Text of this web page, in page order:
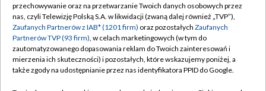
Abonament TVP
Emisja w TVP
Centrum informacji TVP
Naziemna Telewizja Cyfrowa
Regulamin TVP
Polityka prywatności
Moje zgody
Pomoc
przechowywanie oraz na przetwarzanie Twoich danych osobowych przez
nas, czyli Telewizję Polską S.A. w likwidacji (zwaną dalej również „TVP”),
Zaufanych Partnerów z IAB* (1201 firm) oraz pozostałych Zaufanych
Partnerów TVP (93 firm), w celach marketingowych (w tym do
zautomatyzowanego dopasowania reklam do Twoich zainteresowań i
mierzenia ich skuteczności) i pozostałych, które wskazujemy poniżej, a
także zgody na udostępnianie przez nas identyfikatora PPID do Google.